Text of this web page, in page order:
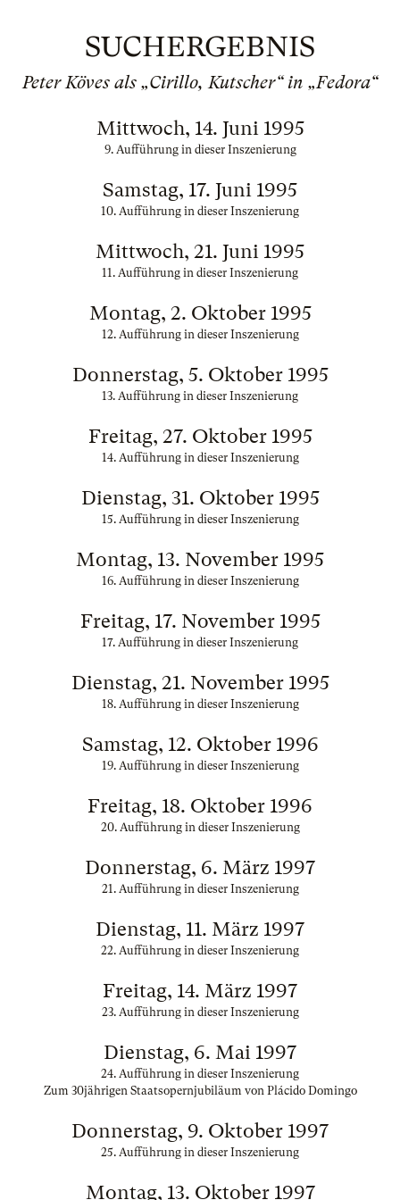
SUCHERGEBNIS
Peter Köves als „Cirillo, Kutscher“ in „Fedora“
Mittwoch, 14. Juni 1995
9. Aufführung in dieser Inszenierung
Samstag, 17. Juni 1995
10. Aufführung in dieser Inszenierung
Mittwoch, 21. Juni 1995
11. Aufführung in dieser Inszenierung
Montag, 2. Oktober 1995
12. Aufführung in dieser Inszenierung
Donnerstag, 5. Oktober 1995
13. Aufführung in dieser Inszenierung
Freitag, 27. Oktober 1995
14. Aufführung in dieser Inszenierung
Dienstag, 31. Oktober 1995
15. Aufführung in dieser Inszenierung
Montag, 13. November 1995
16. Aufführung in dieser Inszenierung
Freitag, 17. November 1995
17. Aufführung in dieser Inszenierung
Dienstag, 21. November 1995
18. Aufführung in dieser Inszenierung
Samstag, 12. Oktober 1996
19. Aufführung in dieser Inszenierung
Freitag, 18. Oktober 1996
20. Aufführung in dieser Inszenierung
Donnerstag, 6. März 1997
21. Aufführung in dieser Inszenierung
Dienstag, 11. März 1997
22. Aufführung in dieser Inszenierung
Freitag, 14. März 1997
23. Aufführung in dieser Inszenierung
Dienstag, 6. Mai 1997
24. Aufführung in dieser Inszenierung
Zum 30jährigen Staatsopernjubiläum von Plácido Domingo
Donnerstag, 9. Oktober 1997
25. Aufführung in dieser Inszenierung
Montag, 13. Oktober 1997